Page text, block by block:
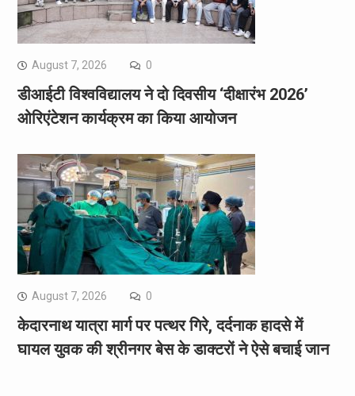
August 7, 2026 0
डीआईटी विश्वविद्यालय ने दो दिवसीय ‘दीक्षारंभ 2026’
ओरिएंटेशन कार्यक्रम का किया आयोजन
August 7, 2026 0
केदारनाथ यात्रा मार्ग पर पत्थर गिरे, दर्दनाक हादसे में
घायल युवक की श्रीनगर बेस के डाक्टरों ने ऐसे बचाई जान